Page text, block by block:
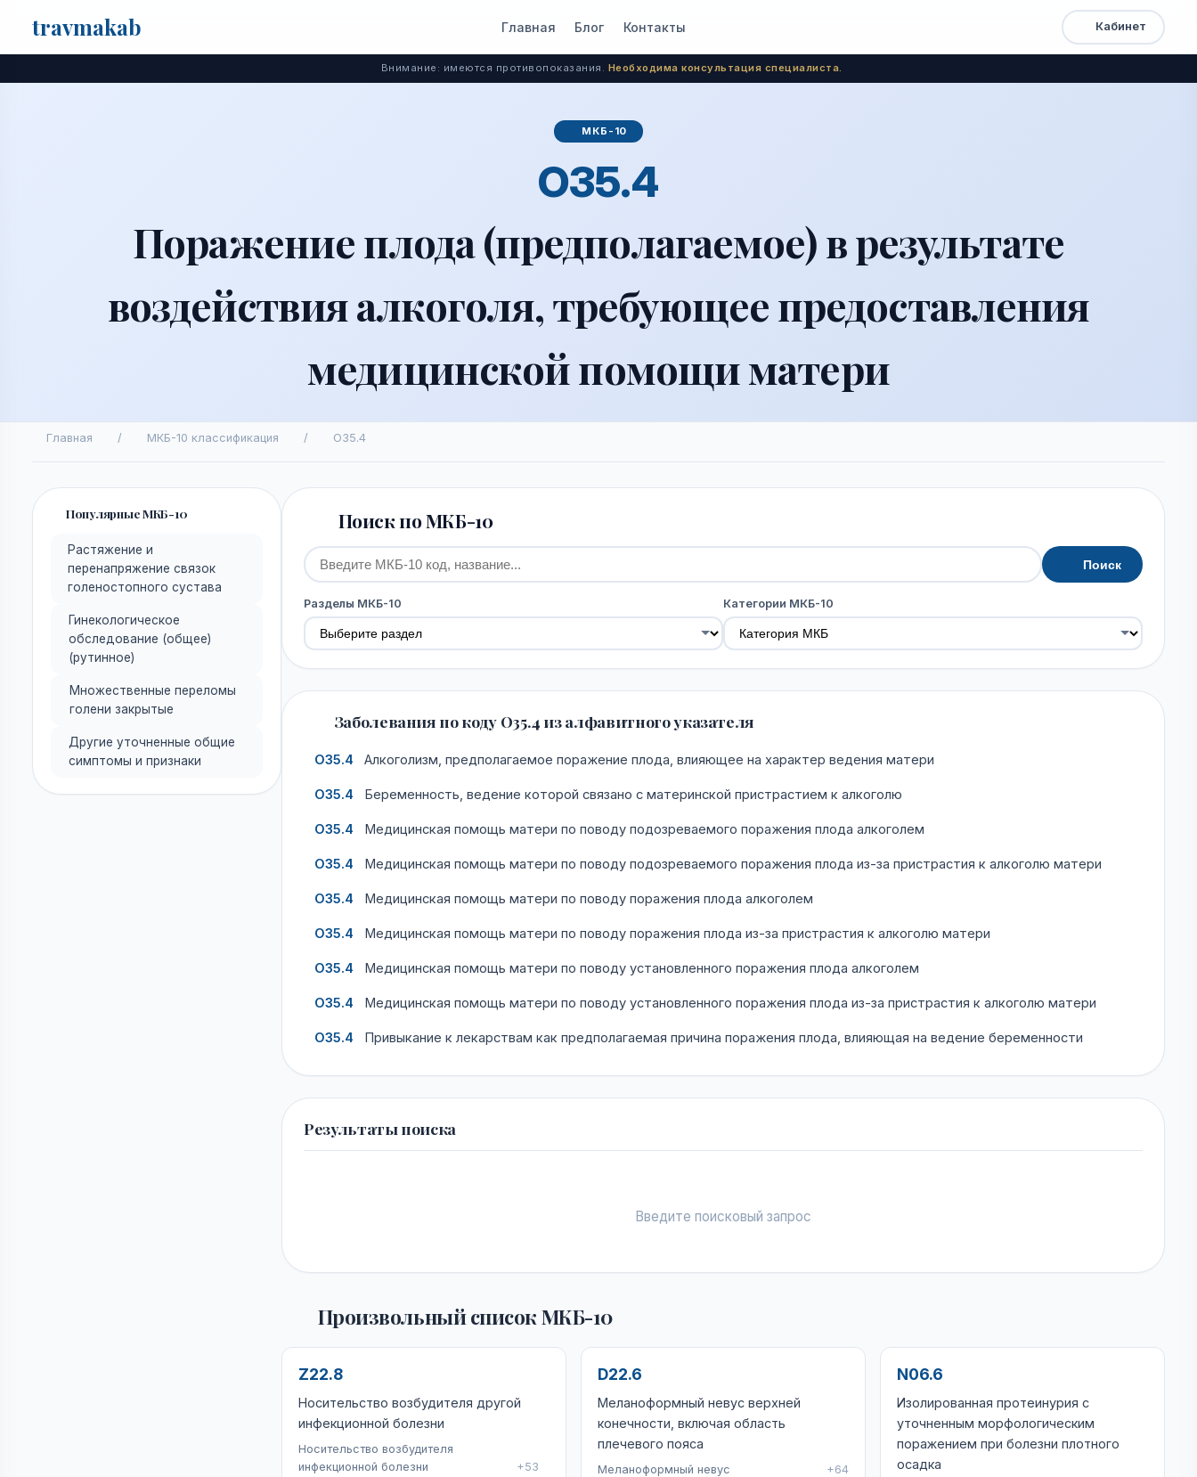
travmakab Главная Блог Контакты
Открыть
меню
Быстрый
доступ
Кабинет
Внимание: имеются противопоказания. Необходима консультация специалиста.
МКБ-10
O35.4
Поражение плода (предполагаемое) в результате
воздействия алкоголя, требующее предоставления
медицинской помощи матери
Главная / МКБ-10 классификация / O35.4
Популярные МКБ-10
Растяжение и
перенапряжение связок
голеностопного сустава
Гинекологическое
обследование (общее)
(рутинное)
Множественные переломы
голени закрытые
Другие уточненные общие
симптомы и признаки
Поиск по МКБ-10
Поиск
Разделы МКБ-10 Категории МКБ-10
Заболевания по коду O35.4 из алфавитного указателя
O35.4 Алкоголизм, предполагаемое поражение плода, влияющее на характер ведения матери
O35.4 Беременность, ведение которой связано с материнской пристрастием к алкоголю
O35.4 Медицинская помощь матери по поводу подозреваемого поражения плода алкоголем
O35.4 Медицинская помощь матери по поводу подозреваемого поражения плода из-за пристрастия к алкоголю матери
O35.4 Медицинская помощь матери по поводу поражения плода алкоголем
O35.4 Медицинская помощь матери по поводу поражения плода из-за пристрастия к алкоголю матери
O35.4 Медицинская помощь матери по поводу установленного поражения плода алкоголем
O35.4 Медицинская помощь матери по поводу установленного поражения плода из-за пристрастия к алкоголю матери
O35.4 Привыкание к лекарствам как предполагаемая причина поражения плода, влияющая на ведение беременности
Результаты поиска
Введите поисковый запрос
Произвольный список МКБ-10
Z22.8
Носительство возбудителя другой
инфекционной болезни
Носительство возбудителя
инфекционной болезни
+53
D22.6
Меланоформный невус верхней
конечности, включая область
плечевого пояса
Меланоформный невус +64
N06.6
Изолированная протеинурия с
уточненным морфологическим
поражением при болезни плотного
осадка